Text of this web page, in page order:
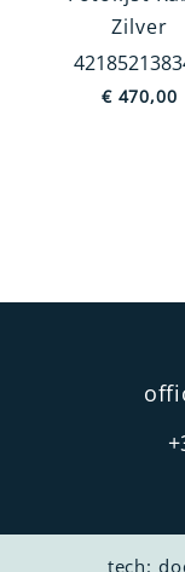
Rookgerei
Categorie
Kandelaars
Zilver
€470,00
tech: